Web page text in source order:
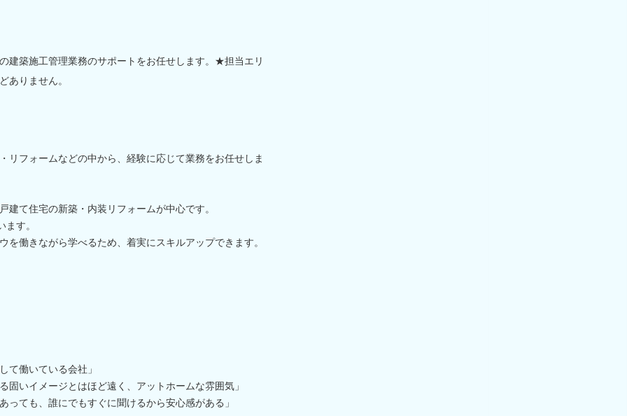
建築施工管理業務のサポートをお任せします。★担当エリ
ありません。
リフォームなどの中から、経験に応じて業務をお任せしま
建て住宅の新築・内装リフォームが中心です。
す。
を働きながら学べるため、着実にスキルアップできます。
て働いている会社」
固いイメージとはほど遠く、アットホームな雰囲気」
っても、誰にでもすぐに聞けるから安心感がある」